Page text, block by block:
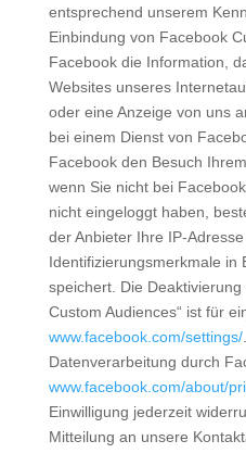
entsprechend unserem
Einbindung von Facebook
Facebook die Information,
Websites unseres
oder eine Anzeige von uns
bei einem Dienst von
Facebook den Besuch
wenn Sie nicht bei
nicht eingeloggt haben,
der Anbieter Ihre IP-
Identifizierungsmerkmale in
speichert. Die
Custom Audiences“ ist für
www.facebook.com/settings/
Datenverarbeitung durch
www.facebook.com/about/
Einwilligung jederzeit
Mitteilung an unsere